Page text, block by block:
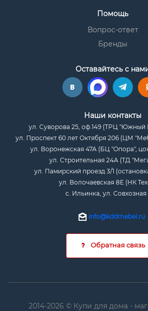
Помощь
Вопрос-ответ
Бренды
Оставайтесь с
Наши контакты
ул. Суворова 25, оф.149 (ТРЦ "Южный
ул. Проспект 60 лет Октября 206 (ЦМ
ул. Воронежская 47А (БЦ "Опора",
ул. Строительная 24А (ТД
ул. Памирский проезд 3/1
ул. Волочаевская 8Е (НК
с. Ильинка, ул. Совхозная
info@kddmebel.ru
Обратная связь
2014-2026 © Купи для дома -